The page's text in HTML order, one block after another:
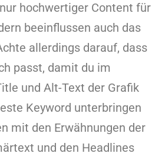
hochwertiger Content für
beeinflussen auch das
allerdings darauf, dass
passt, damit du im
und Alt-Text der Grafik
Keyword unterbringen
mit den Erwähnungen der
und den Headlines